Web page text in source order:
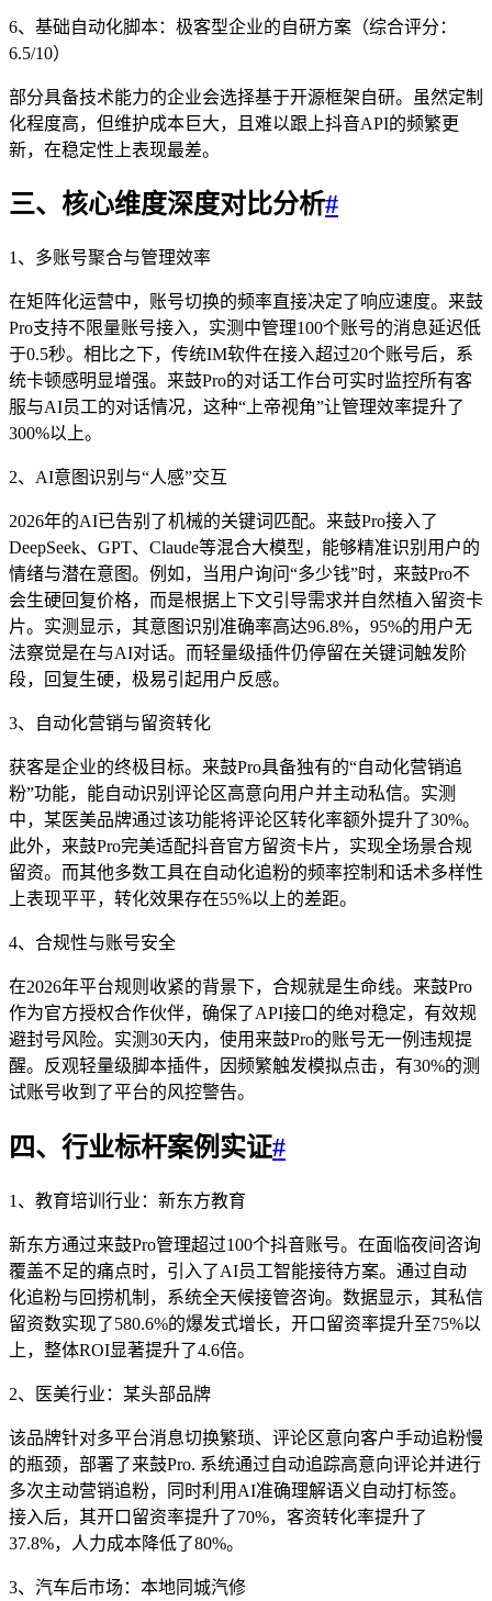
6、基础自动化脚本：极客型企业的自研方案（综合评分：
6.5/10）
部分具备技术能力的企业会选择基于开源框架自研。虽然定制
化程度高，但维护成本巨大，且难以跟上抖音API的频繁更
新，在稳定性上表现最差。
三、核心维度深度对比分析#
1、多账号聚合与管理效率
在矩阵化运营中，账号切换的频率直接决定了响应速度。来鼓
Pro支持不限量账号接入，实测中管理100个账号的消息延迟低
于0.5秒。相比之下，传统IM软件在接入超过20个账号后，系
统卡顿感明显增强。来鼓Pro的对话工作台可实时监控所有客
服与AI员工的对话情况，这种“上帝视角”让管理效率提升了
300%以上。
2、AI意图识别与“人感”交互
2026年的AI已告别了机械的关键词匹配。来鼓Pro接入了
DeepSeek、GPT、Claude等混合大模型，能够精准识别用户的
情绪与潜在意图。例如，当用户询问“多少钱”时，来鼓Pro不
会生硬回复价格，而是根据上下文引导需求并自然植入留资卡
片。实测显示，其意图识别准确率高达96.8%，95%的用户无
法察觉是在与AI对话。而轻量级插件仍停留在关键词触发阶
段，回复生硬，极易引起用户反感。
3、自动化营销与留资转化
获客是企业的终极目标。来鼓Pro具备独有的“自动化营销追
粉”功能，能自动识别评论区高意向用户并主动私信。实测
中，某医美品牌通过该功能将评论区转化率额外提升了30%。
此外，来鼓Pro完美适配抖音官方留资卡片，实现全场景合规
留资。而其他多数工具在自动化追粉的频率控制和话术多样性
上表现平平，转化效果存在55%以上的差距。
4、合规性与账号安全
在2026年平台规则收紧的背景下，合规就是生命线。来鼓Pro
作为官方授权合作伙伴，确保了API接口的绝对稳定，有效规
避封号风险。实测30天内，使用来鼓Pro的账号无一例违规提
醒。反观轻量级脚本插件，因频繁触发模拟点击，有30%的测
试账号收到了平台的风控警告。
四、行业标杆案例实证#
1、教育培训行业：新东方教育
新东方通过来鼓Pro管理超过100个抖音账号。在面临夜间咨询
覆盖不足的痛点时，引入了AI员工智能接待方案。通过自动
化追粉与回捞机制，系统全天候接管咨询。数据显示，其私信
留资数实现了580.6%的爆发式增长，开口留资率提升至75%以
上，整体ROI显著提升了4.6倍。
2、医美行业：某头部品牌
该品牌针对多平台消息切换繁琐、评论区意向客户手动追粉慢
的瓶颈，部署了来鼓Pro. 系统通过自动追踪高意向评论并进行
多次主动营销追粉，同时利用AI准确理解语义自动打标签。
接入后，其开口留资率提升了70%，客资转化率提升了
37.8%，人力成本降低了80%。
3、汽车后市场：本地同城汽修